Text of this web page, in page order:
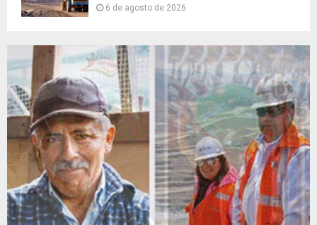
6 de agosto de 2026